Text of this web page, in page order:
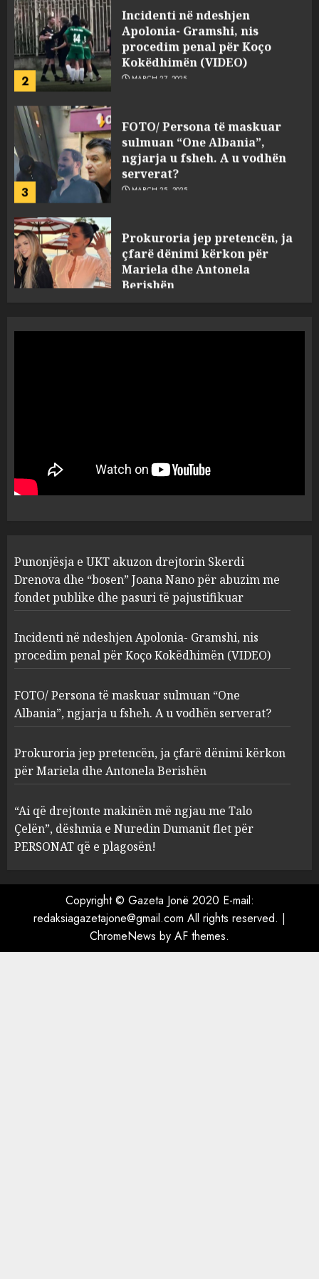
2
procedim penal për Koço
Kokëdhimën (VIDEO)
MARCH 27, 2025
ngjarja u fsheh. A u vodhën
serverat?
MARCH 25, 2025
4
Mariela dhe Antonela
Berishën
MARCH 25, 2025
1
“bosen” Joana Nano për
abuzim me fondet publike dhe
pasuri të pajustifikuar
2
Apolonia- Gramshi, nis
procedim penal për Koço
Kokëdhimën (VIDEO)
MARCH 27, 2025
3
FOTO/ Persona të maskuar
sulmuan “One Albania”,
ngjarja u fsheh. A u vodhën
serverat?
MARCH 25, 2025
4
Prokuroria jep pretencën, ja
çfarë dënimi kërkon për
Berishën
MARCH 25, 2025
ngjau me Talo Çelën”,
dëshmia e Nuredin Dumanit
flet për PERSONAT që e
plagosën!
Punonjësja e UKT akuzon drejtorin Skerdi
Drenova dhe “bosen” Joana Nano për abuzim me
fondet publike dhe pasuri të pajustifikuar
Incidenti në ndeshjen Apolonia- Gramshi, nis
procedim penal për Koço Kokëdhimën (VIDEO)
FOTO/ Persona të maskuar sulmuan “One
Albania”, ngjarja u fsheh. A u vodhën serverat?
Prokuroria jep pretencën, ja çfarë dënimi kërkon
për Mariela dhe Antonela Berishën
“Ai që drejtonte makinën më ngjau me Talo
Çelën”, dëshmia e Nuredin Dumanit flet për
PERSONAT që e plagosën!
Copyright © Gazeta Jonë 2020 E-mail:
redaksiagazetajone@gmail.com All rights reserved. |
ChromeNews by AF themes.